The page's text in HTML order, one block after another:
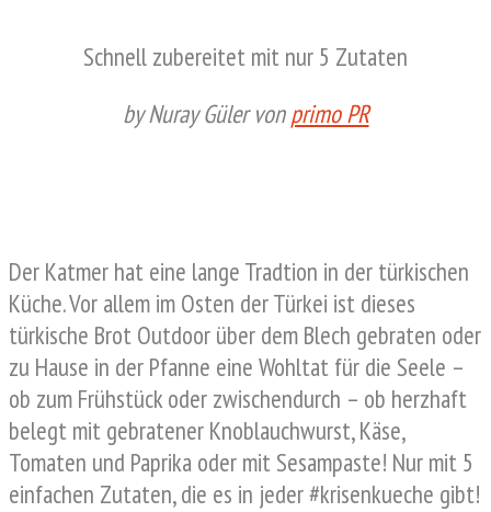
Schnell zubereitet mit nur 5 Zutaten
by Nuray Güler vonprimo PR
Der Katmer hat eine lange Tradtion in der türkischen
Küche. Vor allem im Osten der Türkei ist dieses
türkische Brot Outdoor über dem Blech gebraten oder
zu Hause in der Pfanne eine Wohltat für die Seele –
ob zum Frühstück oder zwischendurch – ob herzhaft
belegt mit gebratener Knoblauchwurst, Käse,
Tomaten und Paprika oder mit Sesampaste! Nur mit 5
einfachen Zutaten, die es in jeder #krisenkueche gibt!